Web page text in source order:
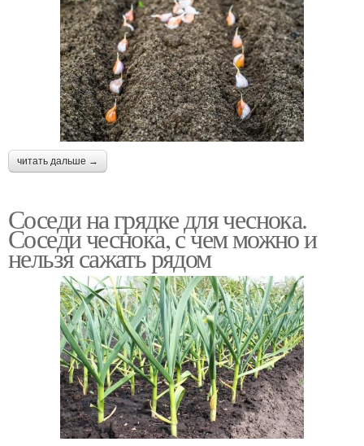
читать дальше →
Соседи на грядке для чеснока.
Соседи чеснока, с чем можно и
нельзя сажать рядом